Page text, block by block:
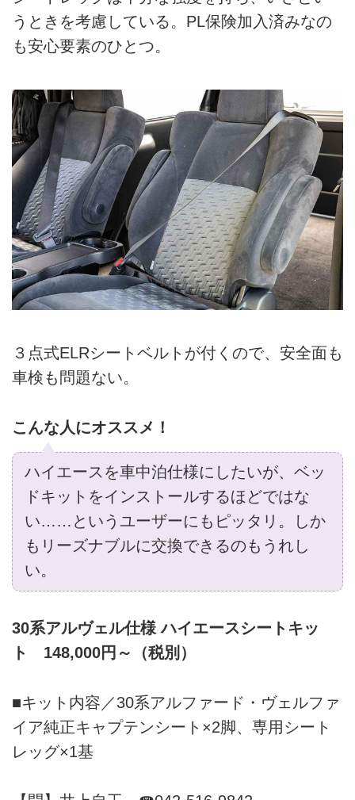
うときを考慮している。PL保険加入済みなの
も安心要素のひとつ。
３点式ELRシートベルトが付くので、安全面も
車検も問題ない。
こんな人にオススメ！
ハイエースを車中泊仕様にしたいが、ベッ
ドキットをインストールするほどではな
い……というユーザーにもピッタリ。しか
もリーズナブルに交換できるのもうれし
い。
30系アルヴェル仕様 ハイエースシートキッ
ト 148,000円～（税別）
■キット内容／30系アルファード・ヴェルファ
イア純正キャプテンシート×2脚、専用シート
レッグ×1基